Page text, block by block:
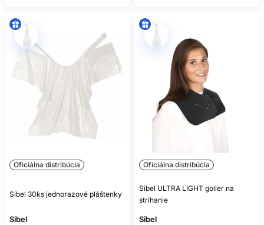
Oficiálna distribúcia
Sibel 30ks jednorazové pláštenky
Sibel
Oficiálna distribúcia
Sibel ULTRA LIGHT golier na
strihanie
Sibel